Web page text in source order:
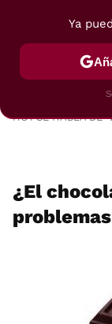
POSTRES
HOY SE HABLA DE
¿El
Ya